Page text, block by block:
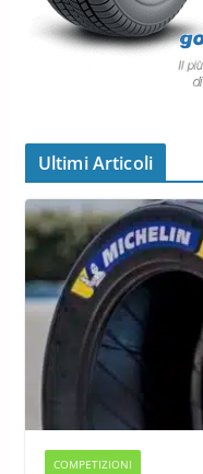
Ultimi Articoli
COMPETIZIONI